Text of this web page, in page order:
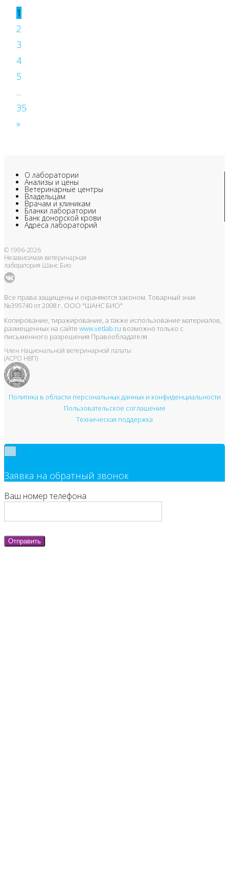
1
2
3
4
5
...
35
»
О лаборатории
Анализы и цены
Ветеринарные центры
Владельцам
Врачам и клиникам
Бланки лаборатории
Банк донорской крови
Адреса лабораторий
© 1996-2026
Независимая ветеринарная
лаборатория Шанс Био
Все права защищены и охраняются законом. Товарный знак
№395740 от 2008 г. ООО "ШАНС БИО"
Копирование, тиражирование, а также использование материалов,
размещенных на сайте www.vetlab.ru возможно только с
письменного разрешения Правообладателя
Член Национальной ветеринарной палаты
(АСРО НВП)
Политика в области персональных данных и конфиденциальности
Пользовательское соглашение
Техническая поддержка
Заявка на обратный звонок
Ваш номер телефона
Отправить